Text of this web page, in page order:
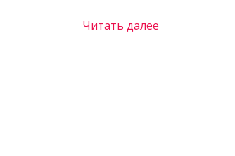
Читать далее